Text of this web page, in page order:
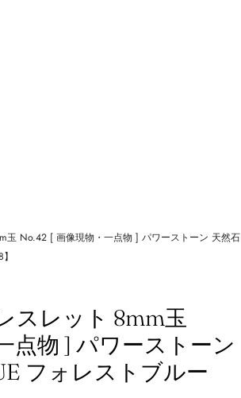
玉 No.42 [ 画像現物・一点物 ] パワーストーン 天然石
スレット 8mm玉
点物 ] パワーストーン
フォレストブルー